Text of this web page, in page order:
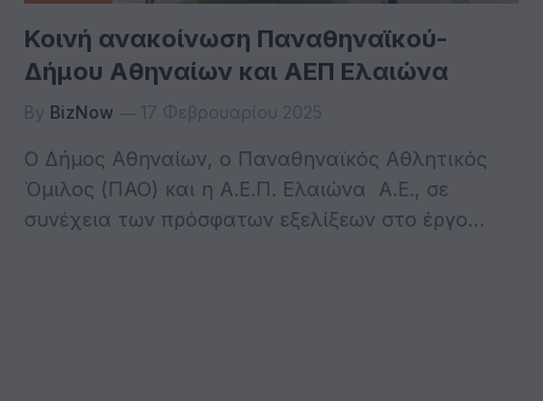
Κοινή ανακοίνωση Παναθηναϊκού-
Δήμου Αθηναίων και ΑΕΠ Ελαιώνα
By BizNow 17 Φεβρουαρίου 2025
Ο Δήμος Αθηναίων, ο Παναθηναϊκός Αθλητικός
Όμιλος (ΠΑΟ) και η Α.Ε.Π. Ελαιώνα Α.Ε., σε
συνέχεια των πρόσφατων εξελίξεων στο έργο…